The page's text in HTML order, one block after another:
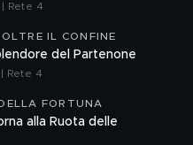
Rete 4
IL CONFINE
del Partenone
Rete 4
FORTUNA
alla Ruota delle